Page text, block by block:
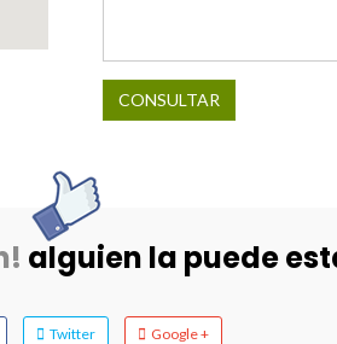
CONSULTAR
alguien la puede
Twitter Google +